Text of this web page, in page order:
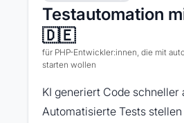
Testautomation
🇩🇪
für PHP-Entwickler:innen, die mit
starten wollen
KI generiert Code schneller
Automatisierte Tests